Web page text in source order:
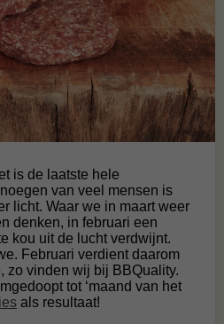
is de laatste hele
van veel mensen is
licht. Waar we in maart weer
denken, in februari een
kou uit de lucht verdwijnt.
Februari verdient daarom
zo vinden wij bij BBQuality.
tot ‘maand van het
als resultaat!